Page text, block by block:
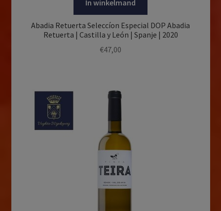
In winkelmand
Abadia Retuerta Seleccíon Especial DOP Abadia
Retuerta | Castilla y León | Spanje | 2020
€47,00